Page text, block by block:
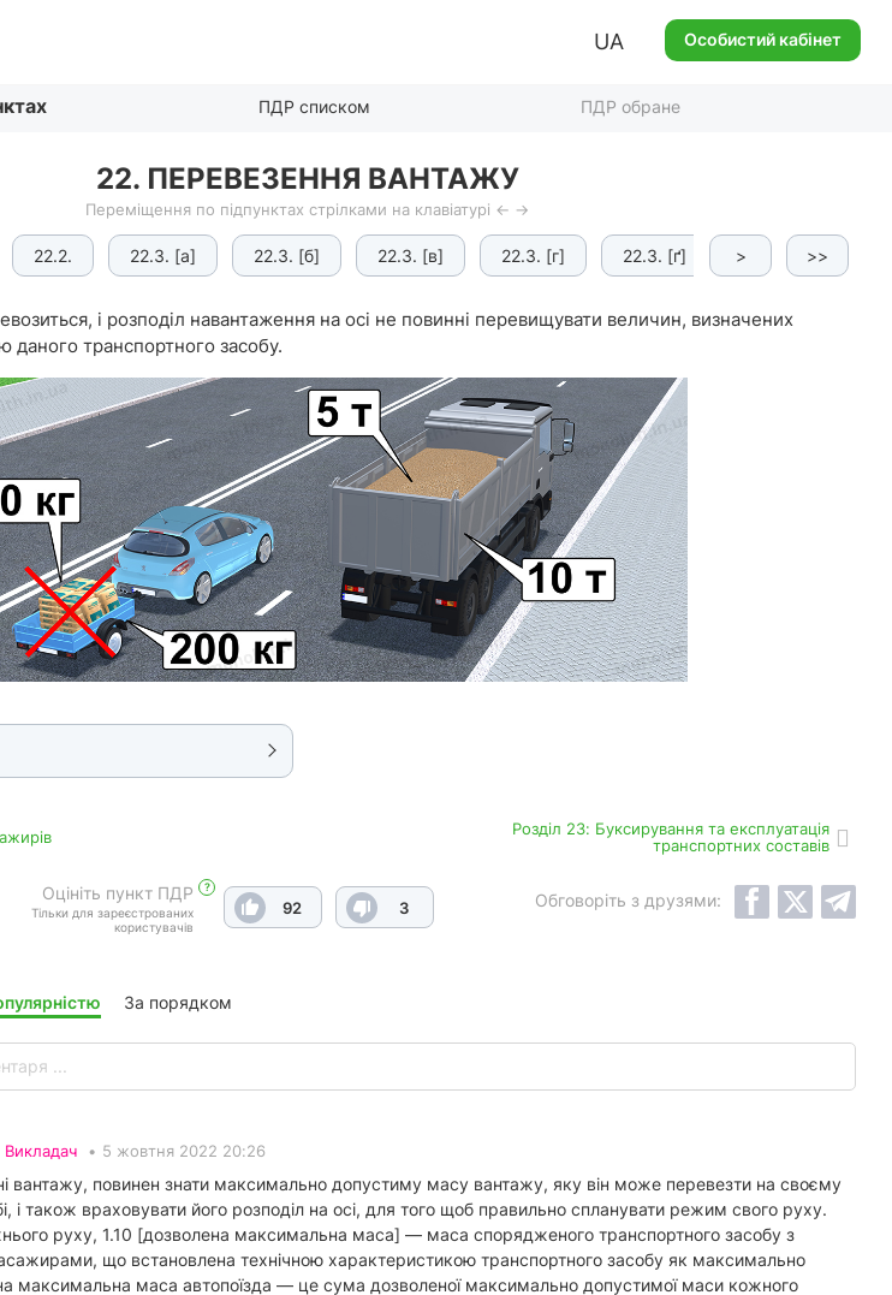
UA Особистий кабінет
ПДР списком ПДР обране
22. ПЕРЕВЕЗЕННЯ ВАНТАЖУ
Переміщення по підпунктах стрілками на клавіатурі ← →
22.2. 22.3. [а] 22.3. [б] 22.3. [в] 22.3. [г] 22.3. [ґ] 22.4. >>
>
і розподіл навантаження на осі не повинні перевищувати величин, визначених
даного транс­портного засобу.
Роздiл 23: Буксирування та експлуатація
транспортних составів
Оцініть пункт ПДР ?
Тільки для зареєстрованих
користувачів
92 3 Обговоріть з друзями:
За порядком
Викладач • 5 жовтня 2022 20:26
вантажу, повинен знати максимально допустиму масу вантажу, яку він може перевезти на своєму
і також враховувати його розподіл на осі, для того щоб правильно спланувати режим свого руху.
руху, 1.10 [дозволена максимальна маса] — маса спорядженого транспортного засобу з
що встановлена технічною характеристикою транспортного засобу як максимально
максимальна маса автопоїзда — це сума дозволеної максимально допустимої маси кожного